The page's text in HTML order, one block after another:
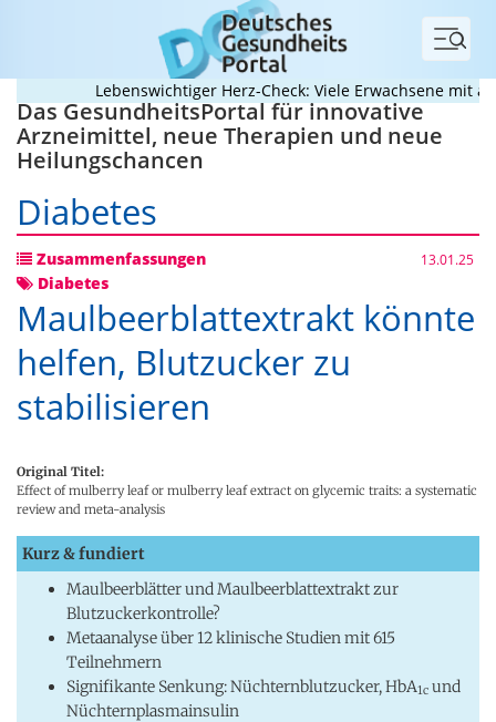
Menü
Lebenswichtiger Herz-Check: Viele Erwachsene mit
Das GesundheitsPortal für innovative
Arzneimittel, neue Therapien und neue
Heilungschancen
Diabetes
Zusammenfassungen 13.01.25
Diabetes
Maulbeerblattextrakt könnte
helfen, Blutzucker zu
stabilisieren
Original Titel:
Effect of mulberry leaf or mulberry leaf extract on glycemic traits: a systematic
review and meta-analysis
Kurz & fundiert
Maulbeerblätter und Maulbeerblattextrakt zur
Blutzuckerkontrolle?
Metaanalyse über 12 klinische Studien mit 615
Teilnehmern
Signifikante Senkung: Nüchternblutzucker, HbA1c und
Nüchternplasmainsulin